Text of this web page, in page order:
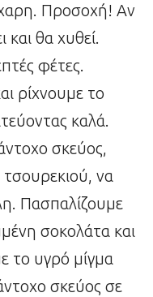
Προσοχή! Αν
θα χυθεί.
φέτες.
ρίχνουμε το
καλά.
σκεύος,
να
Πασπαλίζουμε
σοκολάτα και
το υγρό μίγμα
σκεύος σε